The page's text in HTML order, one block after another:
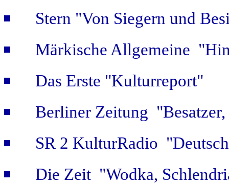
Stern "Von Siegern und
Märkische Allgemeine
Das Erste "Kulturreport"
Berliner Zeitung
SR 2 KulturRadio
Die Zeit "Wodka,